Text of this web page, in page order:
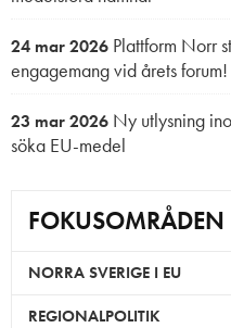
24 mar 2026 Plattform Norr
engagemang vid årets forum!
23 mar 2026 Ny utlysning
söka EU-medel
FOKUSOMRÅDEN
NORRA SVERIGE I EU
REGIONALPOLITIK